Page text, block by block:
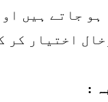
ہو جاتے ہیں
اختیار کر